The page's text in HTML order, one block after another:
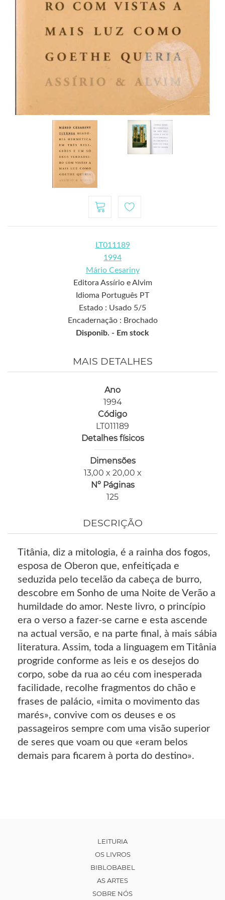
LT011189
1994
Mário Cesariny
Editora Assírio e Alvim
Idioma Português PT
Estado : Usado 5/5
Encadernação : Brochado
Disponib. - Em stock
MAIS DETALHES
Ano
1994
Código
LT011189
Detalhes físicos
Dimensões
13,00 x 20,00 x
Nº Páginas
125
DESCRIÇÃO
Titânia, diz a mitologia, é a rainha dos fogos,
esposa de Oberon que, enfeitiçada e
seduzida pelo tecelão da cabeça de burro,
descobre em Sonho de uma Noite de Verão a
humildade do amor. Neste livro, o princípio
era o verso a fazer-se carne e esta ascende
na actual versão, e na parte final, à mais sábia
literatura. Assim, toda a linguagem em Titânia
progride conforme as leis e os desejos do
corpo, sobe da rua ao céu com inesperada
facilidade, recolhe fragmentos do chão e
frases de palácio, «imita o movimento das
marés», convive com os deuses e os
passageiros sempre com uma visão superior
de seres que voam ou que «eram belos
demais para ficarem à porta do destino».
LEITURIA
OS LIVROS
BIBLOBABEL
AS ARTES
SOBRE NÓS